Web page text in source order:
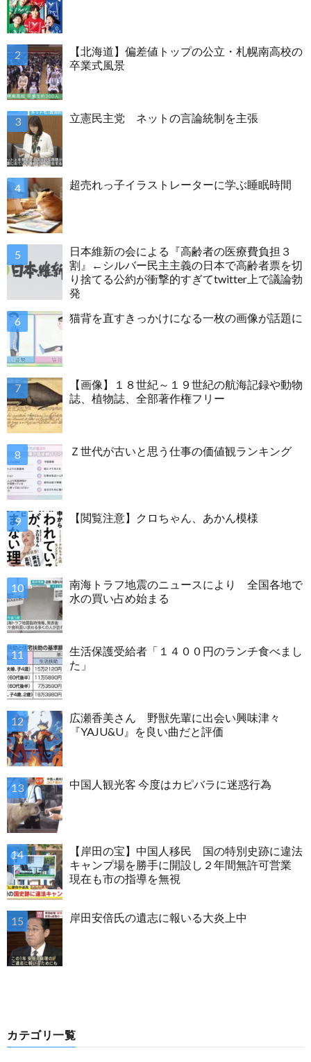
【北海道】偏差値トップの公立・札幌南高校の
卒業式風景
立憲民主党 ネットの言論統制を主張
超売れっ子イラストレーターに学ぶ睡眠時間
日本維新の会による『高齢者の医療費負担３
割』←シルバー民主主義の日本で高齢者票を切
り捨てる公約が衝撃的すぎてtwitter上で議論勃
発
猫背を直すきっかけになる一枚の画像が話題に
【画像】１８世紀～１９世紀の航海記録や動物
誌、植物誌、全部著作権フリー
Ｚ世代が古いと思う仕事の価値観ランキング
【閲覧注意】クロちゃん、あかん模様
南海トラフ地震のニュースにより 全国各地で
水の買い占め始まる
生活保護受給者「１４００円のランチ食べまし
た」
広瀬香美さん 野獣先輩に出会い興味津々
『YAJU&U』を良い曲だと評価
中国人観光客 今度はカピバラに迷惑行為
【岸田の宝】中国人移民 国の特別史跡に違法
キャンプ場を勝手に開設し２年間無許可営業
現在も市の指導を無視
岸田安倍氏の遺志に報いる大炎上中
カテゴリ一覧